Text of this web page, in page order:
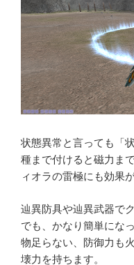
状態異常と言っても「
種まで付けると磁力ま
ィオラの雷極にも効果
辿異防具や辿異武器で
でも、かなり簡単にな
物足らない、防御力も
壊力を持ちます。